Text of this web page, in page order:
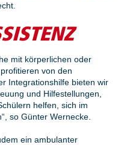
mit körperlichen oder
von den
Integrationshilfe bieten wir
und Hilfestellungen,
helfen, sich im
so Günter Wernecke.
ein ambulanter